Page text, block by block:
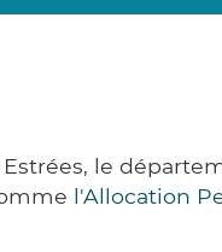
le
l'Allocation